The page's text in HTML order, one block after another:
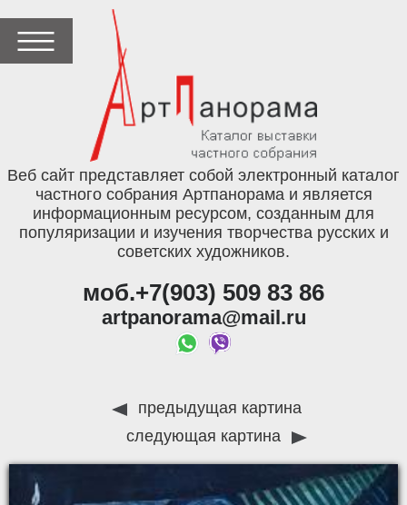
Веб сайт представляет собой электронный каталог
частного собрания Артпанорама и является
информационным ресурсом, созданным для
популяризации и изучения творчества русских и
советских художников.
моб.+7(903) 509 83 86
artpanorama@mail.ru
предыдущая картина
следующая картина